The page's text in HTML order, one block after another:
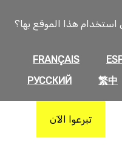
استخدام هذا الموقع بها؟
FRANÇAIS
繁中
РУССКИЙ
تبرعوا الآن